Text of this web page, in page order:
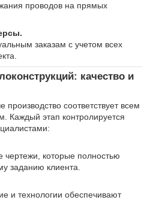
проводов на прямых
заказам с учетом всех
качество и
соответствует всем
Каждый этап контролируется
которые полностью
заданию клиента.
и технологии обеспечивают